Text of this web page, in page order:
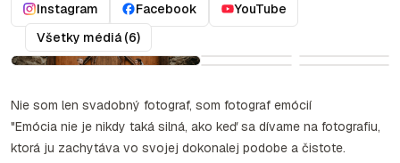
Instagram Facebook
YouTube
Všetky médiá (6)
Nie som len svadobný fotograf, som fotograf emócií
"Emócia nie je nikdy taká silná, ako keď sa dívame na fotografiu,
ktorá ju zachytáva vo svojej dokonalej podobe a čistote.